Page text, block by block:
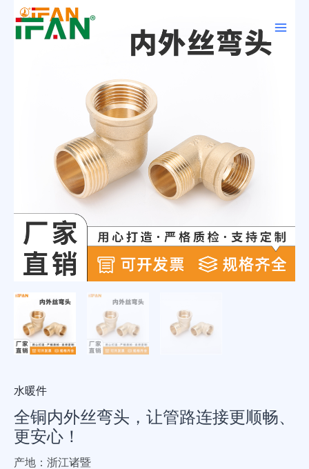
水暖件
全铜内外丝弯头，让管路连接更顺畅、
更安心！
产地：浙江诸暨